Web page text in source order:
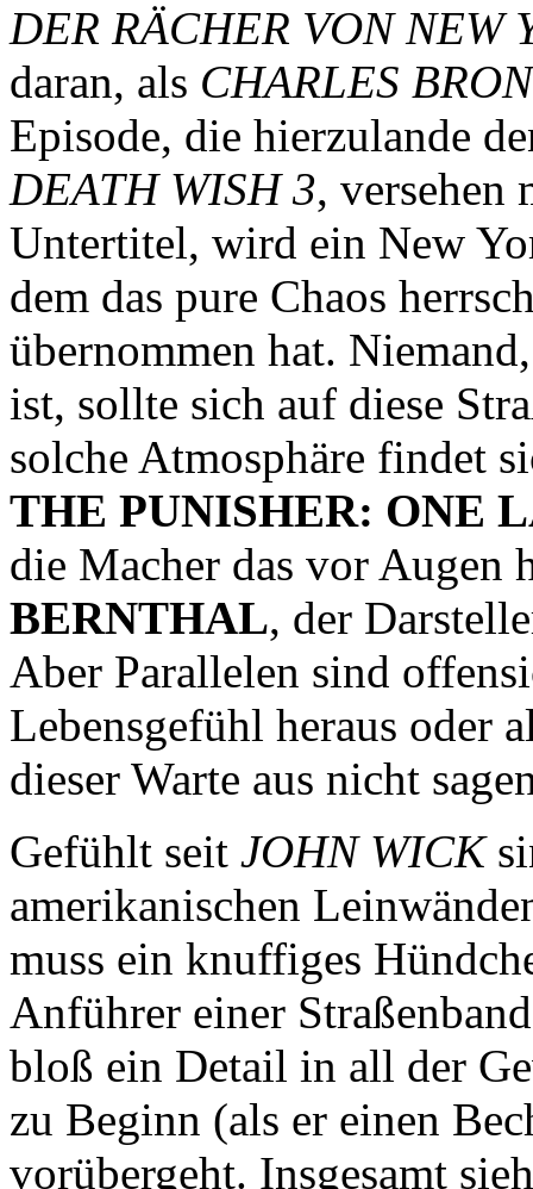
DER RÄCHER VON NEW
daran, als CHARLES
Episode, die hierzulande
DEATH WISH 3, versehen
Untertitel, wird ein New
dem das pure Chaos
übernommen hat.
ist, sollte sich auf diese
solche Atmosphäre findet
THE PUNISHER: ONE
die Macher das vor Augen
BERNTHAL, der
Aber Parallelen sind
Lebensgefühl heraus oder
dieser Warte aus nicht
Gefühlt seit JOHN WICK
amerikanischen
muss ein knuffiges
Anführer einer
bloß ein Detail in all der
zu Beginn (als er einen
vorübergeht. Insgesamt